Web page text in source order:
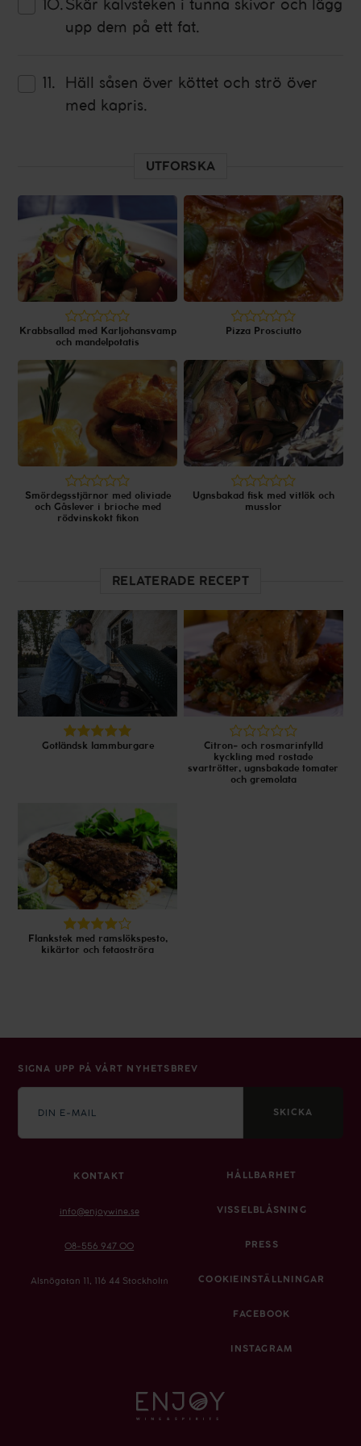
Skär kalvsteken i tunna skivor och lägg
upp dem på ett fat.
Häll såsen över köttet och strö över
med kapris.
UTFORSKA
Krabbsallad med Karljohansvamp
och mandelpotatis
Pizza Prosciutto
Smördegsstjärnor med oliviade
och Gåslever i brioche med
rödvinskokt fikon
Ugnsbakad fisk med vitlök och
musslor
RELATERADE RECEPT
Gotländsk lammburgare
Citron- och rosmarinfylld
kyckling med rostade
svartrötter, ugnsbakade tomater
och gremolata
Flankstek med ramslökspesto,
kikärtor och fetaoströra
SIGNA UPP PÅ VÅRT NYHETSBREV
mail SKICKA
KONTAKT
info@enjoywine.se
08-556 947 00
Alsnögatan 11, 116 44 Stockholm
HÅLLBARHET
VISSELBLÅSNING
PRESS
COOKIEINSTÄLLNINGAR
FACEBOOK
INSTAGRAM